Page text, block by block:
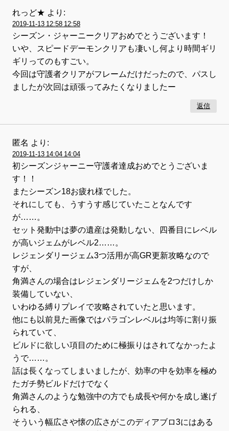
れっど★ より:
2019-11-13 12:58 12:58
シーズン・ジャーニークリアおめでとうございます！
いや、スピードデーモンクリアも凄いし何より時間ギリ
ギリってのもすごい。
今回は守護者クリアがフレームだけだったので、パスし
ましたが次回は頑張ってみたくなりましたー
返信
匿名 より:
2019-11-13 14:04 14:04
初シーズンジャーニー守護者達成おめでとうございま
す！！
またシーズン18お疲れ様でした。
それにしても、うすうす感じていたことなんです
が……。
セット発動中は夢の遺産は発動しない、四番目にレベル
が高いジェムがレベル2……。
レジェンダリージェム3つ活用が高GR更新攻略なので
すが、
角満さんの場合はレジェンダリージェムを2つだけしか
装備していない、
いわゆる縛りプレイで攻略されていたと思います。
他にも以前見た画像ではパラゴンレベルは均等に割り振
られていて、
ビルドに欲しい項目のために極振りはされてなかったよ
うで……。
話は長くなってしまいましたが、効率の中を効率を極め
たガチ勢ビルドだけでなく
角満さんのような勉強中の方でも成長や何かを成し遂げ
られる、
そういう幅広さや懐の広さがこのディアブロ3にはある